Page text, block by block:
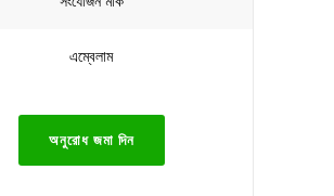
এম্বেলাম
অনুরোধ জমা দিন